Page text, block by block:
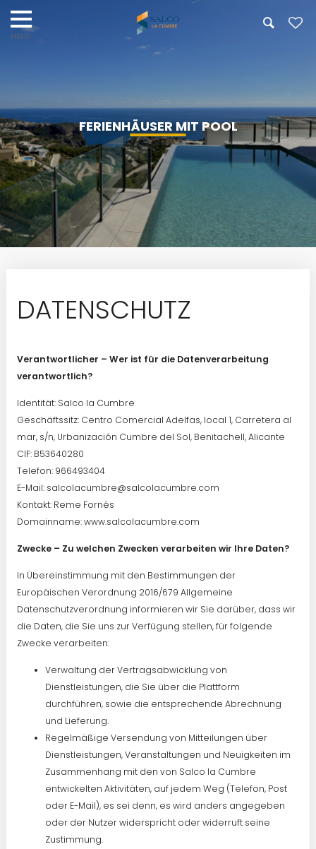
FERIENHÄUSER MIT POOL
DATENSCHUTZ
Verantwortlicher – Wer ist für die Datenverarbeitung
verantwortlich?
Identität: Salco la Cumbre
Geschäftssitz: Centro Comercial Adelfas, local 1, Carretera al
mar, s/n, Urbanización Cumbre del Sol, Benitachell, Alicante
CIF: B53640280
Telefon: 966493404
E-Mail: salcolacumbre@salcolacumbre.com
Kontakt: Reme Fornés
Domainname: www.salcolacumbre.com
Zwecke – Zu welchen Zwecken verarbeiten wir Ihre Daten?
In Übereinstimmung mit den Bestimmungen der
Europäischen Verordnung 2016/679 Allgemeine
Datenschutzverordnung informieren wir Sie darüber, dass wir
die Daten, die Sie uns zur Verfügung stellen, für folgende
Zwecke verarbeiten:
Verwaltung der Vertragsabwicklung von
Dienstleistungen, die Sie über die Plattform
durchführen, sowie die entsprechende Abrechnung
und Lieferung.
Regelmäßige Versendung von Mitteilungen über
Dienstleistungen, Veranstaltungen und Neuigkeiten im
Zusammenhang mit den von Salco la Cumbre
entwickelten Aktivitäten, auf jedem Weg (Telefon, Post
oder E-Mail), es sei denn, es wird anders angegeben
oder der Nutzer widerspricht oder widerruft seine
Zustimmung.